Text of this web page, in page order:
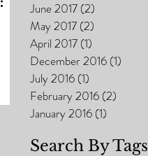
June 2017 (2)
May 2017 (2)
April 2017 (1)
December 2016 (1)
July 2016 (1)
February 2016 (2)
January 2016 (1)
Search By Tags